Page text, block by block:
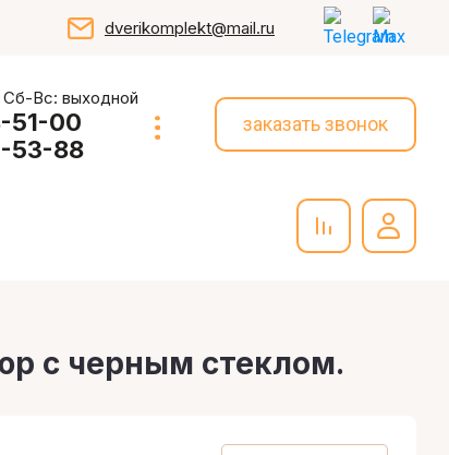
dverikomplekt@mail.ru
Вс: выходной
51-00
53-88
заказать звонок
с черным стеклом.